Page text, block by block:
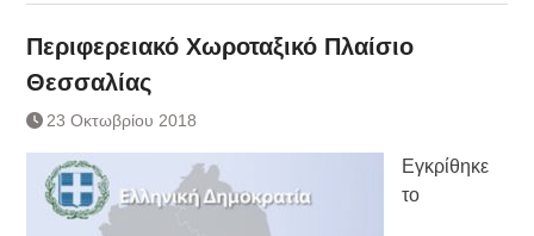
Περιφερειακό Χωροταξικό Πλαίσιο
Θεσσαλίας
23 Οκτωβρίου 2018
Εγκρίθηκε
το